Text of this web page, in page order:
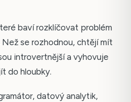
baví rozklíčovat problém
se rozhodnou, chtějí mít
introvertnější a vyhovuje
do hloubky.
datový analytik,